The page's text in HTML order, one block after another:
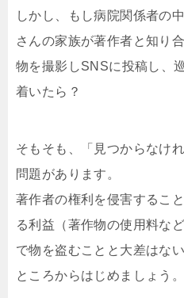
しかし、もし病院関係者の
さんの家族が著作者と知り
物を撮影しSNSに投稿し、
着いたら？
そもそも、「見つからなけ
問題があります。
著作者の権利を侵害するこ
る利益（著作物の使用料な
で物を盗むことと大差はな
ところからはじめましょう。